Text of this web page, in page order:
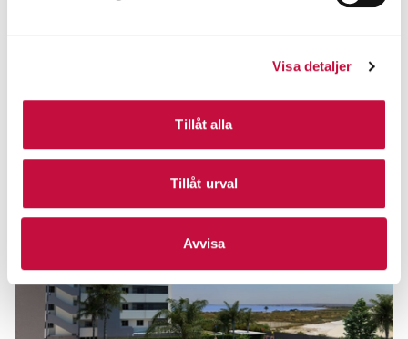
Visa detaljer
Tillåt alla
Tillåt urval
Avvisa